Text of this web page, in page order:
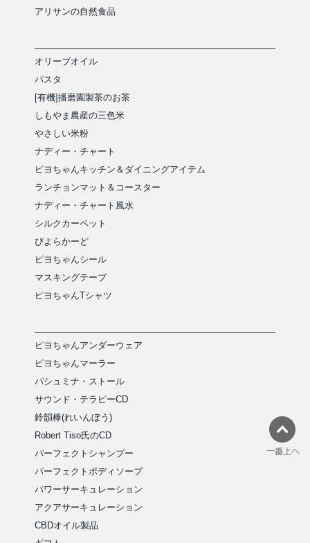
アリサンの自然食品
オリーブオイル
パスタ
[有機]播磨園製茶のお茶
しもやま農産の三色米
やさしい米粉
ナディー・チャート
ピヨちゃんキッチン＆ダイニングアイテム
ランチョンマット＆コースター
ナディー・チャート風水
シルクカーペット
ぴよらかーど
ピヨちゃんシール
マスキングテープ
ピヨちゃんTシャツ
ピヨちゃんアンダーウェア
ピヨちゃんマーラー
パシュミナ・ストール
サウンド・テラピーCD
鈴韻棒(れいんぼう)
Robert Tiso氏のCD
パーフェクトシャンプー
パーフェクトボディソープ
パワーサーキュレーション
アクアサーキュレーション
CBDオイル製品